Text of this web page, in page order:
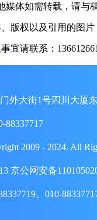
媒体如需转载，请与
版权以及引用的图
宜请联系：
外大街1号四川大厦
88337717
2009 - 2024. All
京公网安备
、010-